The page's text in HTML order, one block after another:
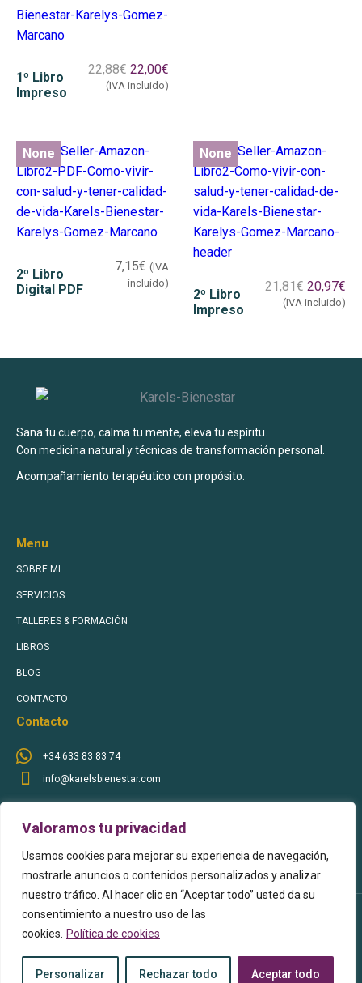
Valoramos tu privacidad
Usamos cookies para mejorar su experiencia de navegación,
mostrarle anuncios o contenidos personalizados y analizar
nuestro tráfico. Al hacer clic en “Aceptar todo” usted da su
consentimiento a nuestro uso de las
cookies.
Política de cookies
Personalizar Rechazar todo Aceptar todo
1º Libro
Impreso
22,88€ 22,00€
(IVA incluido)
None
None
None
2º Libro
Digital PDF
7,15€ (IVA
incluido)
None
None
None
2º Libro
Impreso
21,81€ 20,97€
(IVA incluido)
Sana tu cuerpo, calma tu mente, eleva tu espíritu.
Con medicina natural y técnicas de transformación personal.
Acompañamiento terapéutico con propósito.
Menu
SOBRE MI
SERVICIOS
TALLERES & FORMACIÓN
LIBROS
BLOG
CONTACTO
Contacto
+34 633 83 83 74
info@karelsbienestar.com
© Karels Bienestar 2022
Aviso Legal
Política de Privacidad
Términos de Uso
Política de Cookies